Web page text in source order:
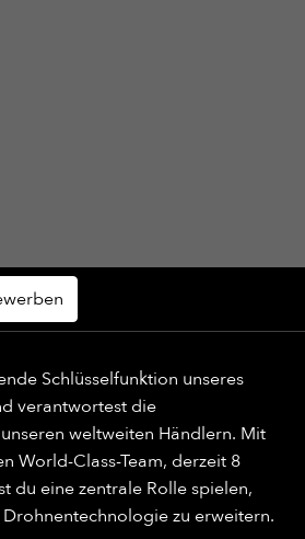
Schlüsselfunktion unseres
verantwortest die
weltweiten Händlern. Mit
World-Class-Team, derzeit 8
du eine zentrale Rolle spielen,
zu erweitern.